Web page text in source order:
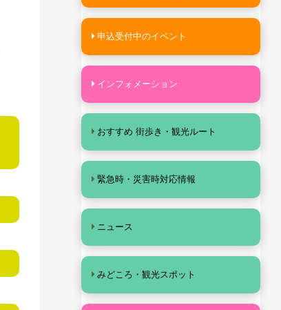
申込受付中のイベント
インフォメーション
おすすめ 街歩き・観光ルート
緊急時・災害時対応情報
ニュース
みどころ・観光スポット